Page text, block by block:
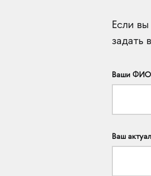
Если
задать
Ваши ФИО
Ваш